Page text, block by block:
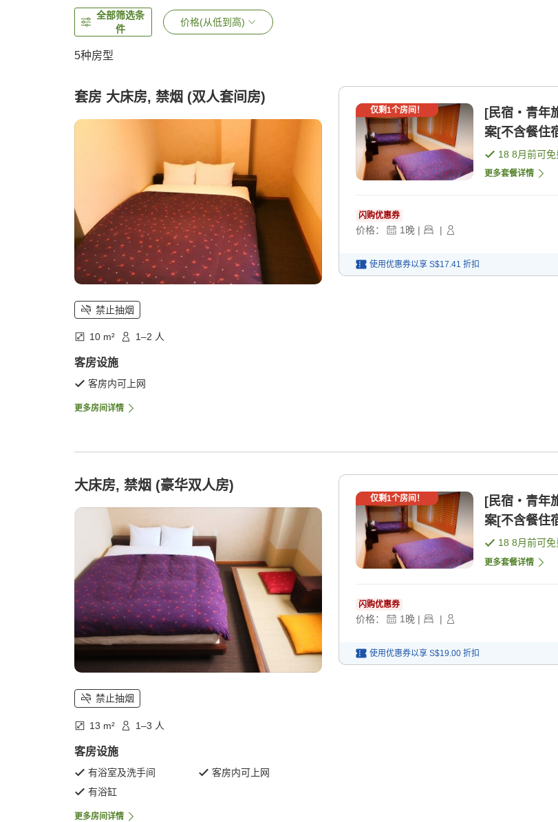
全部筛选条
件
价格(从低到高)
5种房型
套房 大床房, 禁烟 (双人套间房)
禁止抽烟
10 m² 1–2 人
客房设施
客房内可上网
更多房间详情
仅剩1个房间！
[民宿・青年
案[不含餐住
18 8月前可免
更多套餐详情
闪购优惠券
价格： 1晚 | |
使用优惠券以享 S$17.41 折扣
大床房, 禁烟 (豪华双人房)
禁止抽烟
13 m² 1–3 人
客房设施
有浴室及洗手间
客房内可上网
有浴缸
更多房间详情
仅剩1个房间！
[民宿・青年
案[不含餐住
18 8月前可免
更多套餐详情
闪购优惠券
价格： 1 晚 | |
使用优惠券以享 S$19.00 折扣